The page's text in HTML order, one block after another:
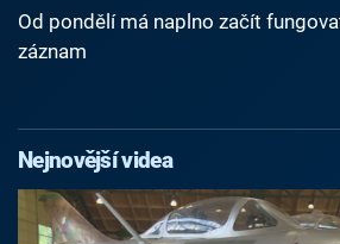
Od pondělí má naplno začít
záznam
Nejnovější videa